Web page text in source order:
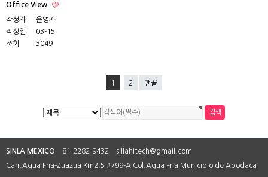
Office View
작성자
운영자
작성일
03-15
조회
3049
1 2 맨끝
SINLA MEXICO 81-2282-9432 sillahitech@gmail.com
Carr.Agua Fria-Zuazua Km2.5 #799-A Col.Agua Fria Municipio de Apodaca